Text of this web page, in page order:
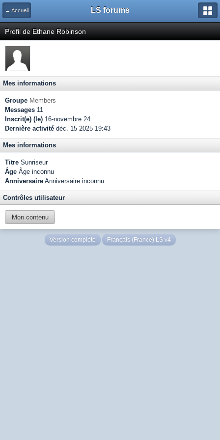
← Accueil LS forums
Profil de Ethane Robinson
Mes informations
Groupe Members
Messages 11
Inscrit(e) (le) 16-novembre 24
Dernière activité déc. 15 2025 19:43
Mes informations
Titre Sunriseur
Âge Âge inconnu
Anniversaire Anniversaire inconnu
Contrôles utilisateur
Mon contenu
Version complète Français (France) LS v4